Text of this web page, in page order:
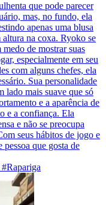
que pode parecer
mas, no fundo, ela
apenas uma blusa
na coxa. Ryoko se
de mostrar suas
especialmente em seu
com alguns chefes, ela
Sua personalidade
lado mais suave que só
e a aparência de
e a confiança. Ela
e não se preocupa
seus hábitos de jogo e
que gosta de